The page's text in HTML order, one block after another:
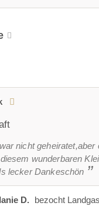
nicht geheiratet,aber
wunderbaren
lecker Dankeschön
D. bezocht